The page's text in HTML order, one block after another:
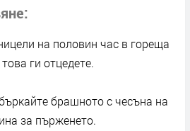
на половин час в гореща
ги отцедете.
брашното с чесъна на
за пърженето.